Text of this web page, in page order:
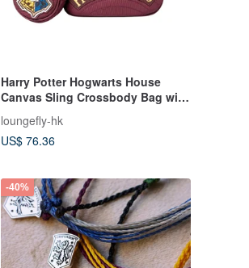
Harry Potter Hogwarts House
Canvas Sling Crossbody Bag with
Coin Bag
loungefly-hk
US$ 76.36
-40%